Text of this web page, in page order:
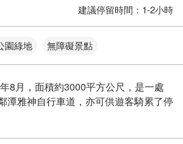
建議停留時間： 1-2小時
園綠地 無障礙景點
8月，面積約3000平方公尺，是一處
潭雅神自行車道，亦可供遊客騎累了停